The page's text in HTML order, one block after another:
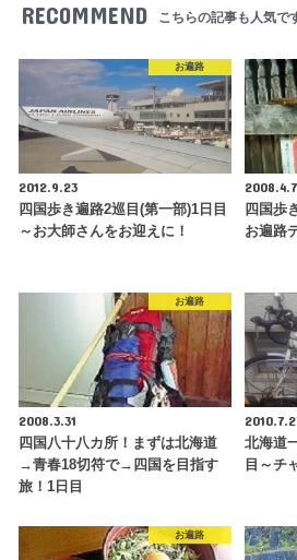
RECOMMEND こちらの記事も人気で
お遍路
2012.9.23
四国歩き遍路2巡目(第一部)1日目
～お大師さんをお迎えに！
2008.4.7
四国歩
お遍路
お遍路
2008.3.31
四国八十八カ所！まずは北海道
→青春18切符で→四国を目指す
旅！1日目
北海道
目～チ
お遍路